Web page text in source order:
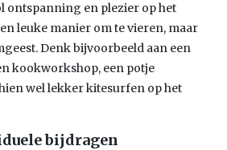
ontspanning en plezier op het
leuke manier om te vieren, maar
Denk bijvoorbeeld aan een
kookworkshop, een potje
wel lekker kitesurfen op het
bijdragen